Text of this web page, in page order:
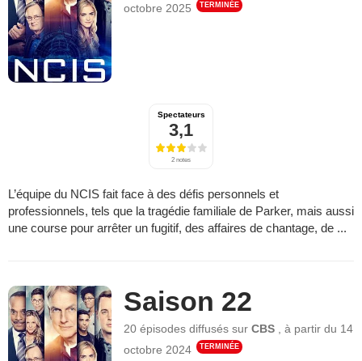
octobre 2025
TERMINÉE
Spectateurs
3,1
2 notes
L’équipe du NCIS fait face à des défis personnels et
professionnels, tels que la tragédie familiale de Parker, mais aussi
une course pour arrêter un fugitif, des affaires de chantage, de ...
Saison 22
20 épisodes diffusés surCBS ,à partir du 14
octobre 2024
TERMINÉE